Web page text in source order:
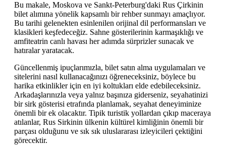
Bu makale, Moskova ve Sankt-Peterburg'daki Rus Çirkinin
bilet alımına yönelik kapsamlı bir rehber sunmayı amaçlıyor.
Bu tarihi gelenekten esinlenilen orijinal dil performansları ve
klasikleri keşfedeceğiz. Sahne gösterilerinin karmaşıklığı ve
amfiteatrin canlı havası her adımda sürprizler sunacak ve
hatıralar yaratacak.
Güncellenmiş ipuçlarımızla, bilet satın alma uygulamaları ve
sitelerini nasıl kullanacağınızı öğreneceksiniz, böylece bu
harika etkinlikler için en iyi koltukları elde edebileceksiniz.
Arkadaşlarınızla veya yalnız başınıza giderseniz, seyahatinizi
bir sirk gösterisi etrafında planlamak, seyahat deneyiminize
önemli bir ek olacaktır. Tipik turistik yollardan çıkıp maceraya
atılanlar, Rus Sirkinin ülkenin kültürel kimliğinin önemli bir
parçası olduğunu ve sık sık uluslararası izleyicileri çektiğini
görecektir.